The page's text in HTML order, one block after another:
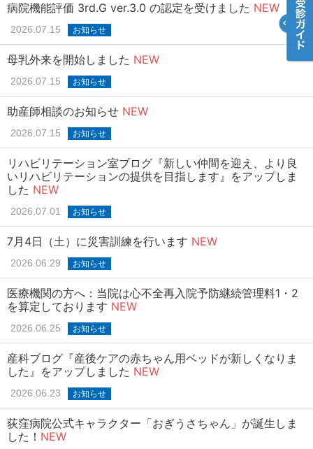
病院機能評価 3rd.G ver.3.0 の認定を受けました NEW
2026.07.15 お知らせ
母乳外来を開始しました NEW
2026.07.15 お知らせ
助産師相談のお知らせ NEW
2026.07.15 お知らせ
リハビリテーション室ブログ『新しい仲間を迎え、より良
いリハビリテーションの提供を目指します』をアップしま
した NEW
2026.07.01 お知らせ
7月4日（土）に災害訓練を行います NEW
2026.06.29 お知らせ
医療機関の方へ：当院は心不全再入院予防継続管理料1・2
を算定しております NEW
2026.06.25 お知らせ
産科ブログ『産後ケアの赤ちゃん用ベッドが新しくなりま
した』をアップしました NEW
2026.06.23 お知らせ
荻窪病院公式キャラクター「おぎうさちゃん」が誕生しま
した！ NEW